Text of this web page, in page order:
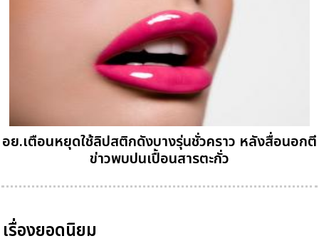
อย.เตือนหยุดใช้ลิปสติกดังบางรุ่นชั่วคราว หลังสื่อนอกตี
ข่าวพบปนเปื้อนสารตะกั่ว
เรื่องยอดนิยม